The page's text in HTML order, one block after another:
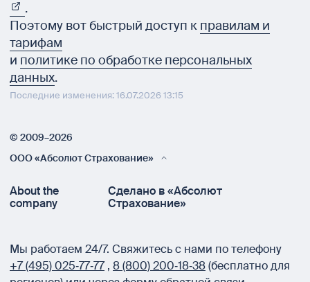
.
Поэтому вот быстрый доступ к правилам и
тарифам
и политике по обработке персональных
данных.
Последние изменения: 16.07.2026 13:15
© 2009–2026
ООО «Абсолют Страхование»
About the
company
Сделано в «Абсолют
Страхование»
Мы работаем 24/7. Свяжитесь с нами по телефону
+7 (495) 025‑77‑77 , 8 (800) 200‑18‑38(бесплатно для